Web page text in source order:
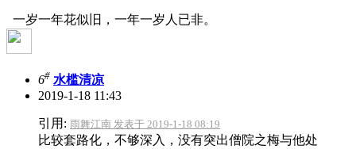
一岁一年花似旧，一年一岁人已非。
6# 水槛清凉
2019-1-18 11:43
引用: 雨舞江南 发表于 2019-1-18 08:19
比较套路化，不够深入，没有突出僧院之梅与他处